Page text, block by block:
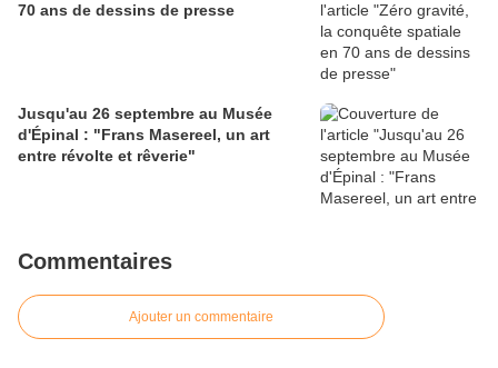
70 ans de dessins de presse
Jusqu'au 26 septembre au Musée
d'Épinal : "Frans Masereel, un art
entre révolte et rêverie"
Commentaires
Ajouter un commentaire